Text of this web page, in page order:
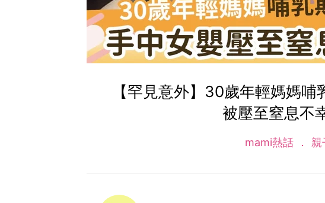
【罕見意外】30歲年輕媽媽
被壓至窒息不
mami熱話 親